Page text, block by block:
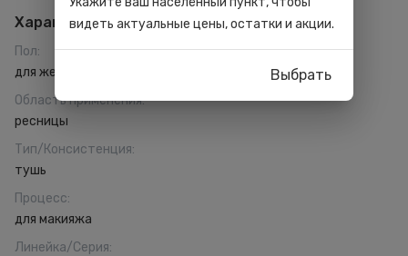
Характеристики
Пол:
для женщин
Область применения:
ресницы
Тип/Консистенция:
тушь
Процесс:
для макияжа
Линейка/Серия:
видеть актуальные цены, остатки и акции.
Выбрать